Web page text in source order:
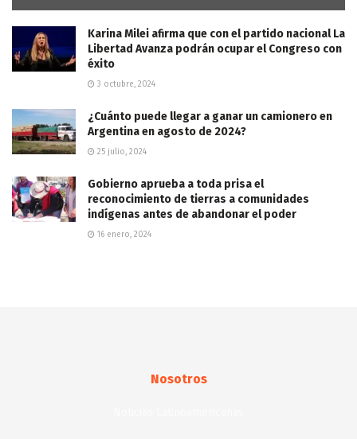
Karina Milei afirma que con el partido nacional La
Libertad Avanza podrán ocupar el Congreso con
éxito
3 octubre, 2024
¿Cuánto puede llegar a ganar un camionero en
Argentina en agosto de 2024?
25 julio, 2024
Gobierno aprueba a toda prisa el
reconocimiento de tierras a comunidades
indígenas antes de abandonar el poder
16 enero, 2024
Nosotros